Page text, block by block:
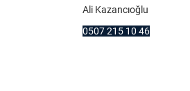
Ali Kazancıoğlu
0507 215 10 46